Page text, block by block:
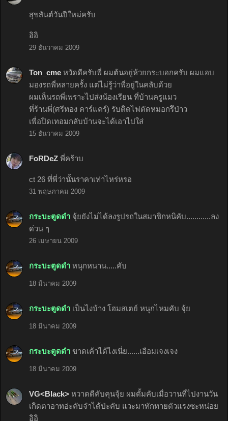
สุขสันต์วันปีใหม่ครับ
อิอิ
29 ธันวาคม 2009
Ton_cme หวัดดีครับพี่ ผมต้นอยู่ห้วยกระบอกครับ ผมแอบ
มองรถพี่หลายครั้ง แต่ไม่รู้ว่าพี่อยู่ในคลับด้วย
ผมเห็นรถพี่เพราะไปส่งน้องเรียน ที่บ้านครูแมว
ที่ร้านพี่(ศรีทอง คาร์แคร์) รับติดไฟตัดหมอกรึป่าว
เพื่อปิดเทอมกลับบ้านจะได้เอาไปใส่
15 ธันวาคม 2009
FoRDeZ พี่คร้าบ
ct 26 ที่พี่ว่านั้นราคาเท่าไหร่หรอ
31 พฤษภาคม 2009
กระบะตูดดำ จุ้ยยังไม่ได้ลงรูปรถในสมาชิกหนิคับ............ลง
ด่วน ๆ
26 เมษายน 2009
กระบะตูดดำ หนุกหนาน.....คับ
18 มีนาคม 2009
กระบะตูดดำ เป็นไงบ้าง โฮมสเตย์ หนุกไหมคับ จุ้ย
18 มีนาคม 2009
กระบะตูดดำ ขาดเค้าได้ไงเนี่ย......เอือมเจงเจง
18 มีนาคม 2009
VG<Black> หวาดดีคับคุนจุ้ย ผมตั้มคับเมื่อวานที่ไปงานวัน
เกิดตาอาทอ่ะคับจำได้ป่ะคับ แวะมาทักทายตัวแรงซะหน่อย
อิอิ